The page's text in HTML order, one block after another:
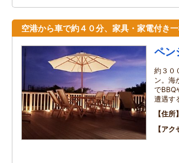
空港から車で約４０分、家具・家電付き
ペ
約３０
ン。海
でBBQ
遭遇す
住所
アク